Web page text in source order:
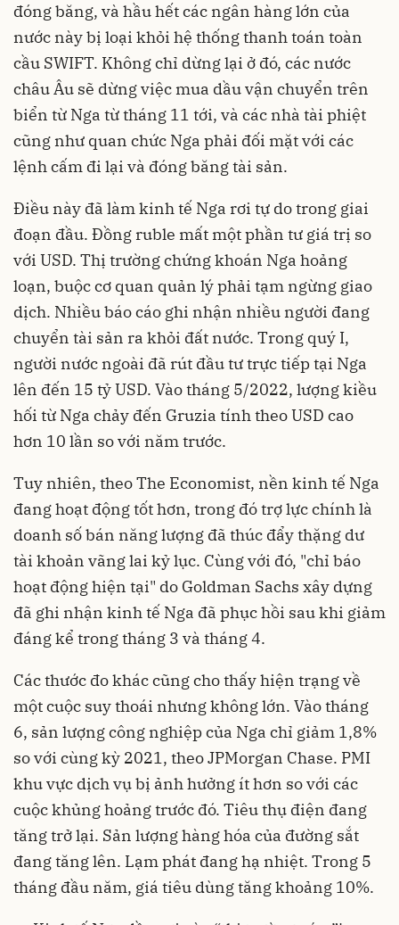
đóng băng, và hầu hết các ngân hàng lớn của
nước này bị loại khỏi hệ thống thanh toán toàn
cầu SWIFT. Không chỉ dừng lại ở đó, các nước
châu Âu sẽ dừng việc mua dầu vận chuyển trên
biển từ Nga từ tháng 11 tới, và các nhà tài phiệt
cũng như quan chức Nga phải đối mặt với các
lệnh cấm đi lại và đóng băng tài sản.
Điều này đã làm kinh tế Nga rơi tự do trong giai
đoạn đầu. Đồng ruble mất một phần tư giá trị so
với USD. Thị trường chứng khoán Nga hoảng
loạn, buộc cơ quan quản lý phải tạm ngừng giao
dịch. Nhiều báo cáo ghi nhận nhiều người đang
chuyển tài sản ra khỏi đất nước. Trong quý I,
người nước ngoài đã rút đầu tư trực tiếp tại Nga
lên đến 15 tỷ USD. Vào tháng 5/2022, lượng kiều
hối từ Nga chảy đến Gruzia tính theo USD cao
hơn 10 lần so với năm trước.
Tuy nhiên, theo The Economist, nền kinh tế Nga
đang hoạt động tốt hơn, trong đó trợ lực chính là
doanh số bán năng lượng đã thúc đẩy thặng dư
tài khoản vãng lai kỷ lục. Cùng với đó, "chỉ báo
hoạt động hiện tại" do Goldman Sachs xây dựng
đã ghi nhận kinh tế Nga đã phục hồi sau khi giảm
đáng kể trong tháng 3 và tháng 4.
Các thước đo khác cũng cho thấy hiện trạng về
một cuộc suy thoái nhưng không lớn. Vào tháng
6, sản lượng công nghiệp của Nga chỉ giảm 1,8%
so với cùng kỳ 2021, theo JPMorgan Chase. PMI
khu vực dịch vụ bị ảnh hưởng ít hơn so với các
cuộc khủng hoảng trước đó. Tiêu thụ điện đang
tăng trở lại. Sản lượng hàng hóa của đường sắt
đang tăng lên. Lạm phát đang hạ nhiệt. Trong 5
tháng đầu năm, giá tiêu dùng tăng khoảng 10%.